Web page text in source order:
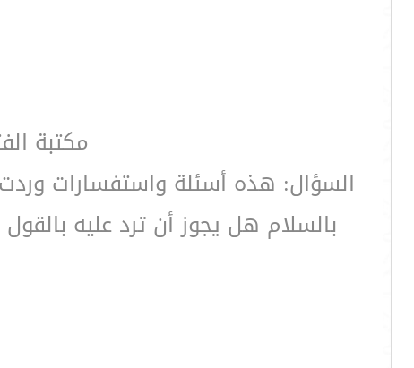
مكتبة
السؤال: هذه أسئلة واستفسارات
بالسلام هل يجوز أن ترد عليه